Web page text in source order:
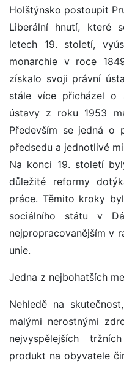
Holštýnsko postoupit
Liberální hnutí, které
letech 19. století,
monarchie v roce
získalo svoji právní
stále více přicházel
ústavy z roku 1953
Především se jedná o
předsedu a jednotlivé
Na konci 19. století
důležité reformy
práce. Těmito kroky
sociálního státu v
nejpropracovanějším v
unie.
Jedna z nejbohatších
Nehledě na
malými nerostnými
nejvyspělejších
produkt na obyvatele